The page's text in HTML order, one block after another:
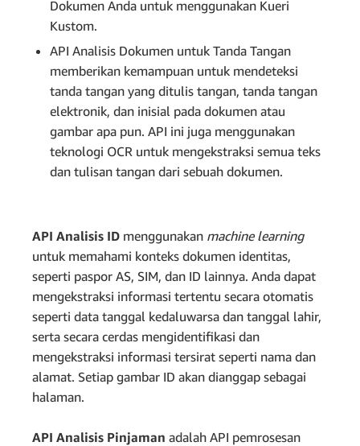
Dokumen Anda untuk menggunakan Kueri
Kustom.
API Analisis Dokumen untuk Tanda Tangan
memberikan kemampuan untuk mendeteksi
tanda tangan yang ditulis tangan, tanda tangan
elektronik, dan inisial pada dokumen atau
gambar apa pun. API ini juga menggunakan
teknologi OCR untuk mengekstraksi semua teks
dan tulisan tangan dari sebuah dokumen.
API Analisis ID menggunakan machine learning
untuk memahami konteks dokumen identitas,
seperti paspor AS, SIM, dan ID lainnya. Anda dapat
mengekstraksi informasi tertentu secara otomatis
seperti data tanggal kedaluwarsa dan tanggal lahir,
serta secara cerdas mengidentifikasi dan
mengekstraksi informasi tersirat seperti nama dan
alamat. Setiap gambar ID akan dianggap sebagai
halaman.
API Analisis Pinjaman adalah API pemrosesan